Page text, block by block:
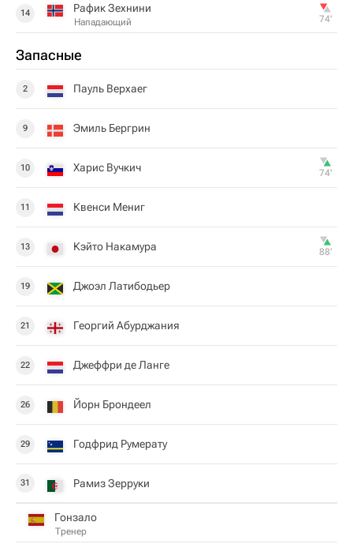
14 Рафик Зехнини
Нападающий 74‎’‎
Запасные
2 Пауль Верхаег
9 Эмиль Бергрин
10 Харис Вучкич 74‎’‎
11 Квенси Мениг
13 Кэйто Накамура 88‎’‎
19 Джоэл Латибодьер
21 Георгий Абурджания
22 Джеффри де Ланге
26 Йорн Брондеел
29 Годфрид Румерату
31 Рамиз Зерруки
Гонзало
Тренер